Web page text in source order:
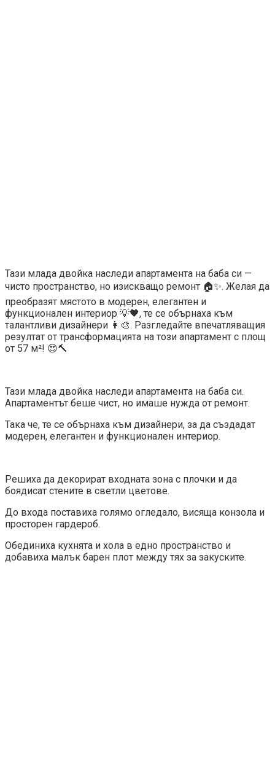
Тази млада двойка наследи апартамента на баба си —
чисто пространство, но изискващо ремонт 🏠✨. Желая да
преобразят мястото в модерен, елегантен и
функционален интериор 💡🖤, те се обърнаха към
талантливи дизайнери 👩‍🎨. Разгледайте впечатляващия
резултат от трансформацията на този апартамент с площ
от 57 м²! 😍🔨
Тази млада двойка наследи апартамента на баба си.
Апартаментът беше чист, но имаше нужда от ремонт.
Така че, те се обърнаха към дизайнери, за да създадат
модерен, елегантен и функционален интериор.
Решиха да декорират входната зона с плочки и да
боядисат стените в светли цветове.
До входа поставиха голямо огледало, висяща конзола и
просторен гардероб.
Обединиха кухнята и хола в едно пространство и
добавиха малък барен плот между тях за закуските.